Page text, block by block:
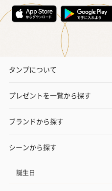
タンプについて
プレゼントを一覧から探す
ブランドから探す
シーンから探す
誕生日